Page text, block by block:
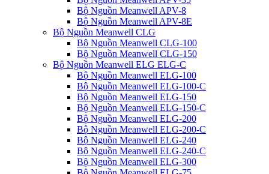
Bộ Nguồn Meanwell APV-8
Bộ Nguồn Meanwell APV-8E
Bộ Nguồn Meanwell CLG
Bộ Nguồn Meanwell CLG-100
Bộ Nguồn Meanwell CLG-150
Bộ Nguồn Meanwell ELG ELG-C
Bộ Nguồn Meanwell ELG-100
Bộ Nguồn Meanwell ELG-100-C
Bộ Nguồn Meanwell ELG-150
Bộ Nguồn Meanwell ELG-150-C
Bộ Nguồn Meanwell ELG-200
Bộ Nguồn Meanwell ELG-200-C
Bộ Nguồn Meanwell ELG-240
Bộ Nguồn Meanwell ELG-240-C
Bộ Nguồn Meanwell ELG-300